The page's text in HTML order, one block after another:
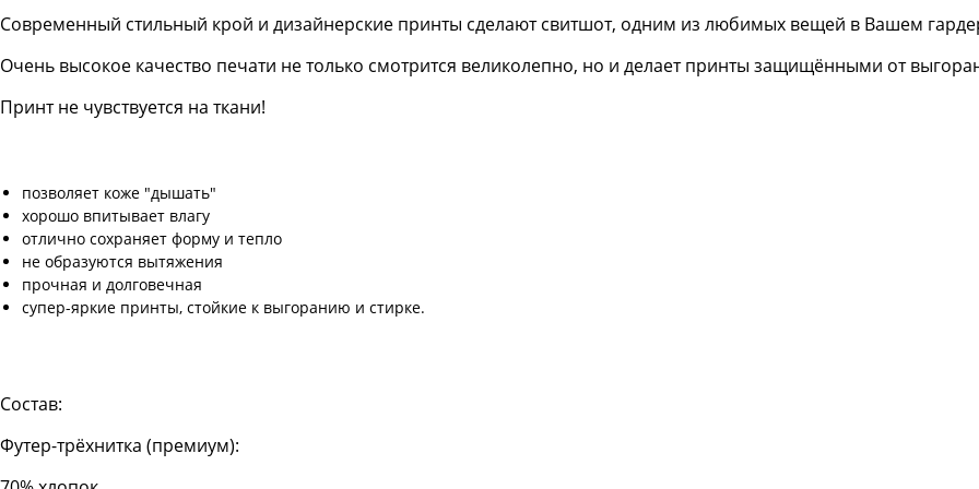
Современный стильный крой и дизайнерские принты сделают свитшот, одним из любимых вещей в Вашем
Очень высокое качество печати не только смотрится великолепно, но и делает принты защищёнными от
Принт не чувствуется на ткани!
позволяет коже "дышать"
хорошо впитывает влагу
отлично сохраняет форму и тепло
не образуются вытяжения
прочная и долговечная
супер-яркие принты, стойкие к выгоранию и стирке.
Состав:
Футер-трёхнитка (премиум):